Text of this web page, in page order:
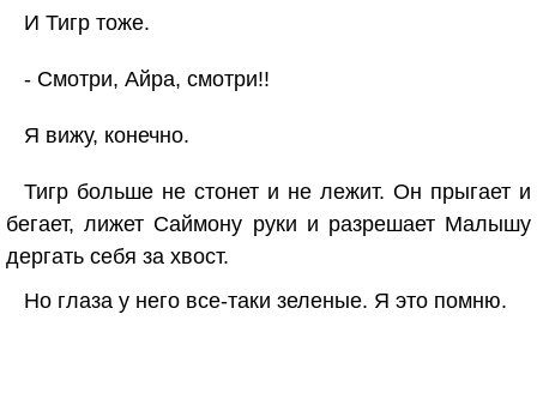
И Тигр тоже.
- Смотри, Айра, смотри!!
Я вижу, конечно.
Тигр больше не стонет и не лежит. Он прыгает и
бегает, лижет Саймону руки и разрешает Малышу
дергать себя за хвост.
Но глаза у него все-таки зеленые. Я это помню.